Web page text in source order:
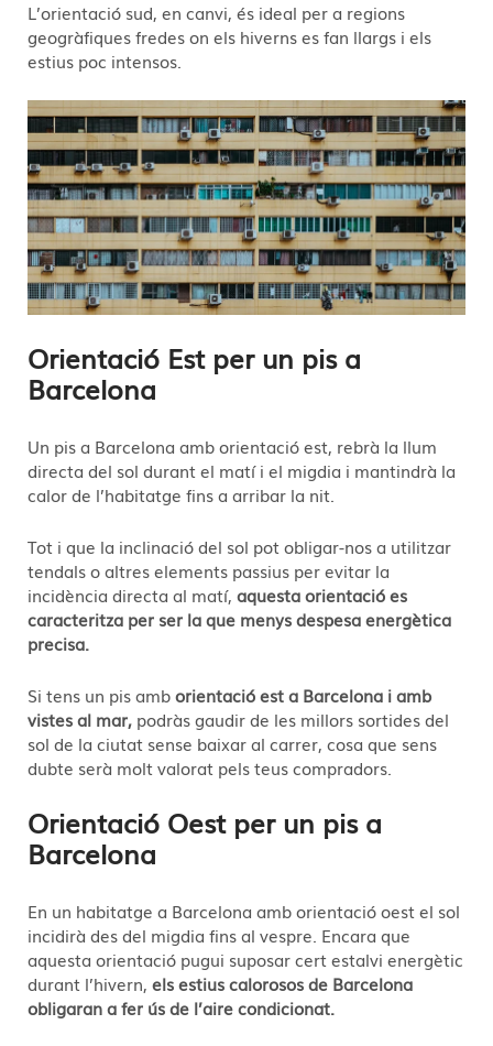
L’orientació sud, en canvi, és ideal per a regions
geogràfiques fredes on els hiverns es fan llargs i els
estius poc intensos.
Orientació Est per un pis a
Barcelona
Un pis a Barcelona amb orientació est, rebrà la llum
directa del sol durant el matí i el migdia i mantindrà la
calor de l’habitatge fins a arribar la nit.
Tot i que la inclinació del sol pot obligar-nos a utilitzar
tendals o altres elements passius per evitar la
incidència directa al matí, aquesta orientació es
caracteritza per ser la que menys despesa energètica
precisa.
Si tens un pis amborientació est a Barcelona i amb
vistes al mar, podràs gaudir de les millors sortides del
sol de la ciutat sense baixar al carrer, cosa que sens
dubte serà molt valorat pels teus compradors.
Orientació Oest per un pis a
Barcelona
En un habitatge a Barcelona amb orientació oest el sol
incidirà des del migdia fins al vespre. Encara que
aquesta orientació pugui suposar cert estalvi energètic
durant l’hivern, els estius calorosos de Barcelona
obligaran a fer ús de l’aire condicionat.